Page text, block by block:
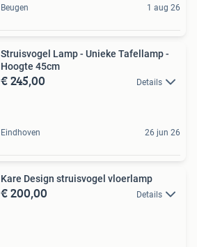
Beugen 1 aug 26
Struisvogel Lamp - Unieke Tafellamp -
Hoogte 45cm
€ 245,00 Details
Eindhoven 26 jun 26
Kare Design struisvogel vloerlamp
€ 200,00 Details